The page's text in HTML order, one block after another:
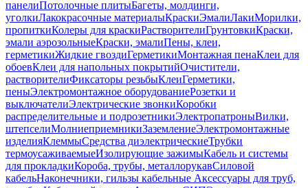
панелиПотолочные плитыБагеты, молдинги,
уголкиЛакокрасочные материалыКраскиЭмалиЛакиМорилки,
пропиткиКолеры для краскиРастворителиГрунтовкиКраски,
эмали аэрозольныеКраски, эмалиПены, клеи,
герметикиЖидкие гвоздиГерметикиМонтажная пенаКлеи для
обоевКлеи для напольных покрытийОчистители,
растворителиФиксаторы резьбыКлеиГерметики,
пеныЭлектромонтажное оборудованиеРозетки и
выключателиЭлектрические звонкиКоробки
распределительные и подрозетникиЭлектропатроныВилки,
штепселиМолниеприемникиЗаземлениеЭлектромонтажные
изделияКлеммыСредства диэлектрическиеТрубки
термоусаживаемыеИзолирующие зажимыКабель и системы
для прокладкиКороба, трубы, металлорукавСиловой
кабельНаконечники, гильзы кабельные Аксессуары для труб,